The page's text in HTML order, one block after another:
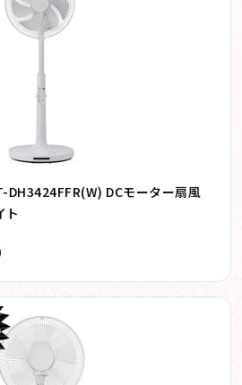
DH3424FFR(W) DCモーター扇風
ト